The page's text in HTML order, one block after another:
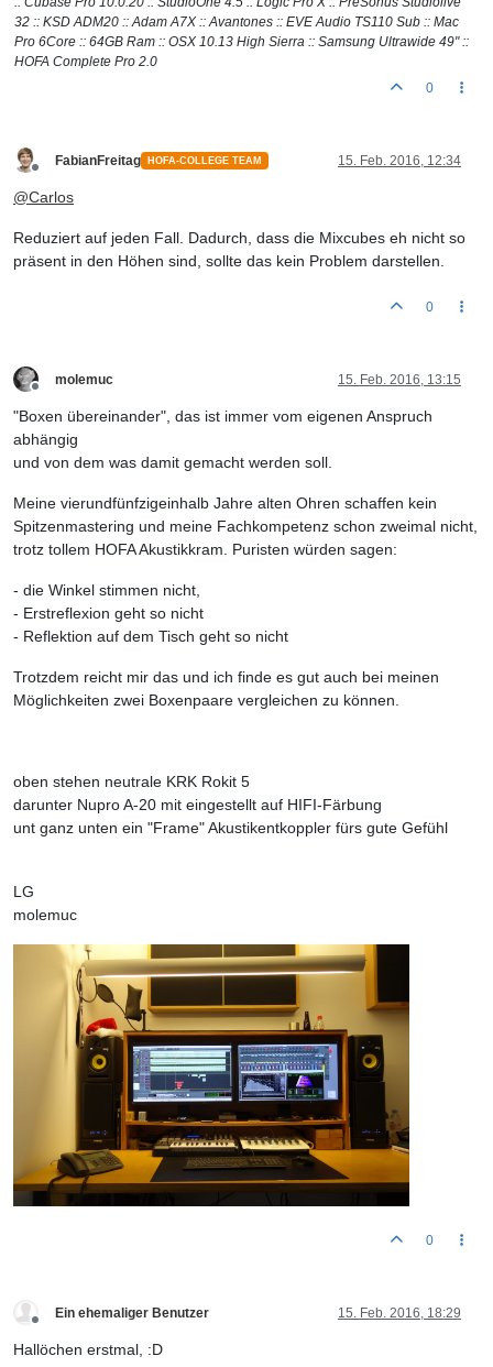
32 :: KSD ADM20 :: Adam A7X :: Avantones :: EVE Audio TS110 Sub :: Mac
Pro 6Core :: 64GB Ram :: OSX 10.13 High Sierra :: Samsung Ultrawide 49" ::
HOFA Complete Pro 2.0
0
FabianFreitag HOFA-COLLEGE TEAM 15. Feb. 2016, 12:34
@Carlos
Reduziert auf jeden Fall. Dadurch, dass die Mixcubes eh nicht so
präsent in den Höhen sind, sollte das kein Problem darstellen.
0
molemuc 15. Feb. 2016, 13:15
"Boxen übereinander", das ist immer vom eigenen Anspruch
abhängig
und von dem was damit gemacht werden soll.
Meine vierundfünfzigeinhalb Jahre alten Ohren schaffen kein
Spitzenmastering und meine Fachkompetenz schon zweimal nicht,
trotz tollem HOFA Akustikkram. Puristen würden sagen:
- die Winkel stimmen nicht,
- Erstreflexion geht so nicht
- Reflektion auf dem Tisch geht so nicht
Trotzdem reicht mir das und ich finde es gut auch bei meinen
Möglichkeiten zwei Boxenpaare vergleichen zu können.
oben stehen neutrale KRK Rokit 5
darunter Nupro A-20 mit eingestellt auf HIFI-Färbung
unt ganz unten ein "Frame" Akustikentkoppler fürs gute Gefühl
LG
molemuc
0
Ein ehemaliger Benutzer 15. Feb. 2016, 18:29
Hallöchen erstmal, :D